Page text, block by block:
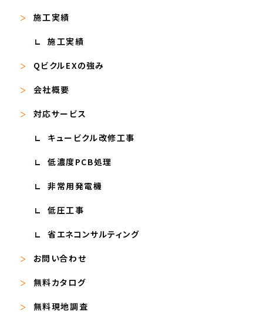
施工実績
施工実績
QビクルEXの強み
会社概要
対応サービス
キュービクル改修工事
低濃度PCB処理
非常用発電機
低圧工事
省エネコンサルティング
お問い合わせ
無料カタログ
無料現地調査